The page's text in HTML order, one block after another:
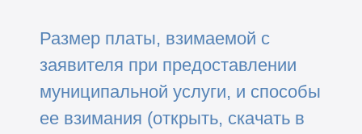
Размер платы, взимаемой с
заявителя при предоставлении
муниципальной услуги, и способы
ее взимания (открыть, скачать в